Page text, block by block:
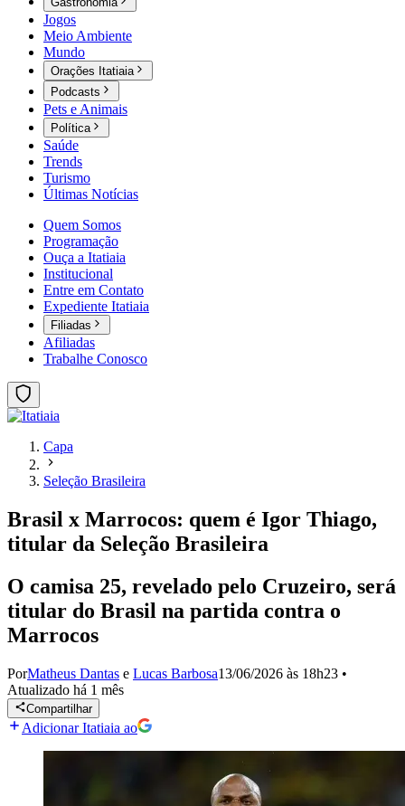
Jogos
Meio Ambiente
Mundo
Orações Itatiaia
Podcasts
Pets e Animais
Política
Saúde
Trends
Turismo
Últimas Notícias
Quem Somos
Programação
Ouça a Itatiaia
Institucional
Entre em Contato
Expediente Itatiaia
Filiadas
Afiliadas
Trabalhe Conosco
Capa
Seleção Brasileira
Brasil x Marrocos: quem é Igor Thiago,
titular da Seleção Brasileira
O camisa 25, revelado pelo Cruzeiro, será
titular do Brasil na partida contra o
Marrocos
PorMatheus Dantas e Lucas Barbosa13/06/2026 às 18h23 •
Atualizado há 1 mês
Compartilhar
Adicionar Itatiaia ao